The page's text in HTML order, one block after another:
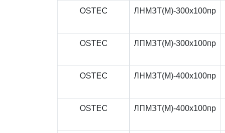
OSTEC ЛНМЗТ(М)-300x100пр
OSTEC ЛПМЗТ(М)-300x100пр
OSTEC ЛНМЗТ(М)-400x100пр
OSTEC ЛПМЗТ(М)-400x100пр